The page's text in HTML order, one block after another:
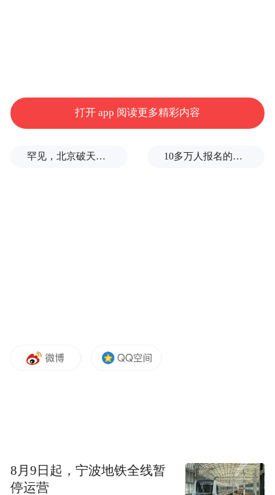
打开 app 阅读更多精彩内容
罕见，北京破天荒率先救市，大松绑 10多万人报名的考试，成绩全部作废，公平么？
8月9日起，宁波地铁全线暂
停运营